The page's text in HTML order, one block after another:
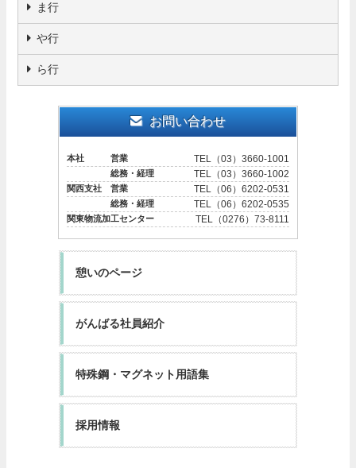
ま行
や行
ら行
お問い合わせ
本社 営業 TEL（03）3660-1001
総務・経理 TEL（03）3660-1002
関西支社 営業 TEL（06）6202-0531
総務・経理 TEL（06）6202-0535
関東物流加工センター TEL（0276）73-8111
憩いのページ
がんばる社員紹介
特殊鋼・マグネット用語集
採用情報